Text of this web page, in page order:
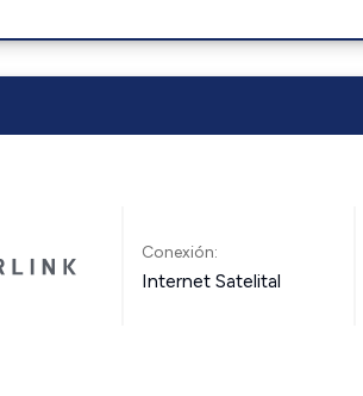
Conexión:
Internet Satelital